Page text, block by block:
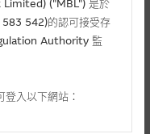
Limited) ("MBL") 是於
542)的認可接受存
Authority 監
入以下網站：